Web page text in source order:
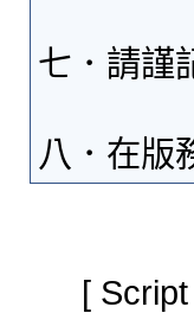
七．請謹
八．在版
[